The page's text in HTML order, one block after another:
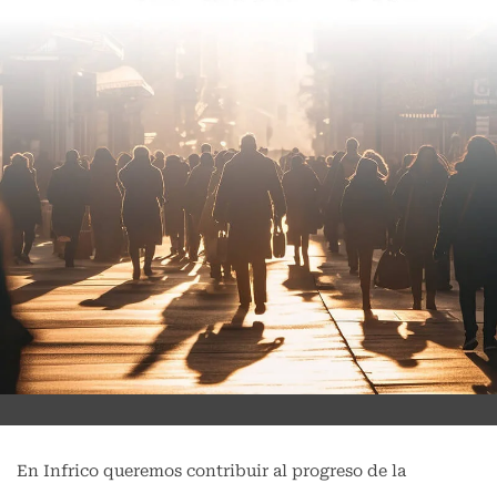
En Infrico queremos contribuir al progreso de la